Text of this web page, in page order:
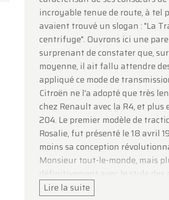
incroyable tenue de route, à tel
avaient trouvé un slogan : "La
centrifuge". Ouvrons ici une
surprenant de constater que,
moyenne, il ait fallu attendre
appliqué ce mode de
Citroën ne l'a adopté que très
chez Renault avec la R4, et plus
204. Le premier modèle de
Rosalie, fut présenté le 18 avril
moins sa conception
Monsieur tout-le-monde, mais
définitivement avec le style des
l'aérodynamique a sonné.
Lire la suite